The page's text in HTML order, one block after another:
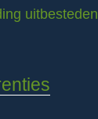
uitbesteden